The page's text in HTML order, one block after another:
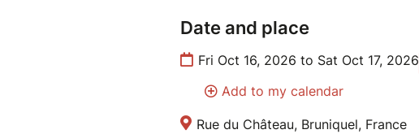
Date and place
Fri Oct 16, 2026 to Sat Oct 17, 2026
Add to my calendar
Rue du Château, Bruniquel, France